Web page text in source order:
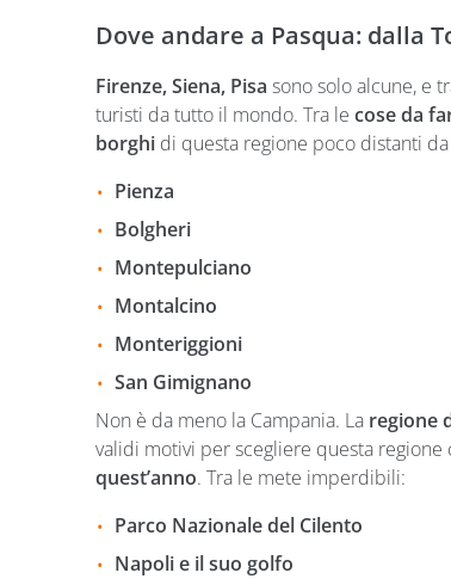
Dove andare a Pasqua: dalla
Firenze, Siena, Pisa sono solo alcune, e
turisti da tutto il mondo. Tra le cose da
borghi di questa regione poco distanti
Pienza
Bolgheri
Montepulciano
Montalcino
Monteriggioni
San Gimignano
Non è da meno la Campania. La regione
validi motivi per scegliere questa regione
quest’anno. Tra le mete imperdibili:
Parco Nazionale del Cilento
Napoli e il suo golfo